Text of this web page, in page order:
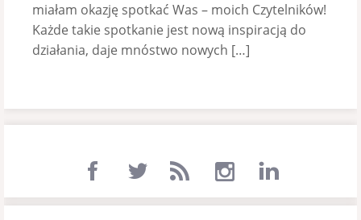
miałam okazję spotkać Was – moich Czytelników!
Każde takie spotkanie jest nową inspiracją do
działania, daje mnóstwo nowych […]